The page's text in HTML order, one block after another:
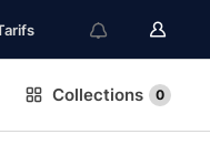
Collections 0